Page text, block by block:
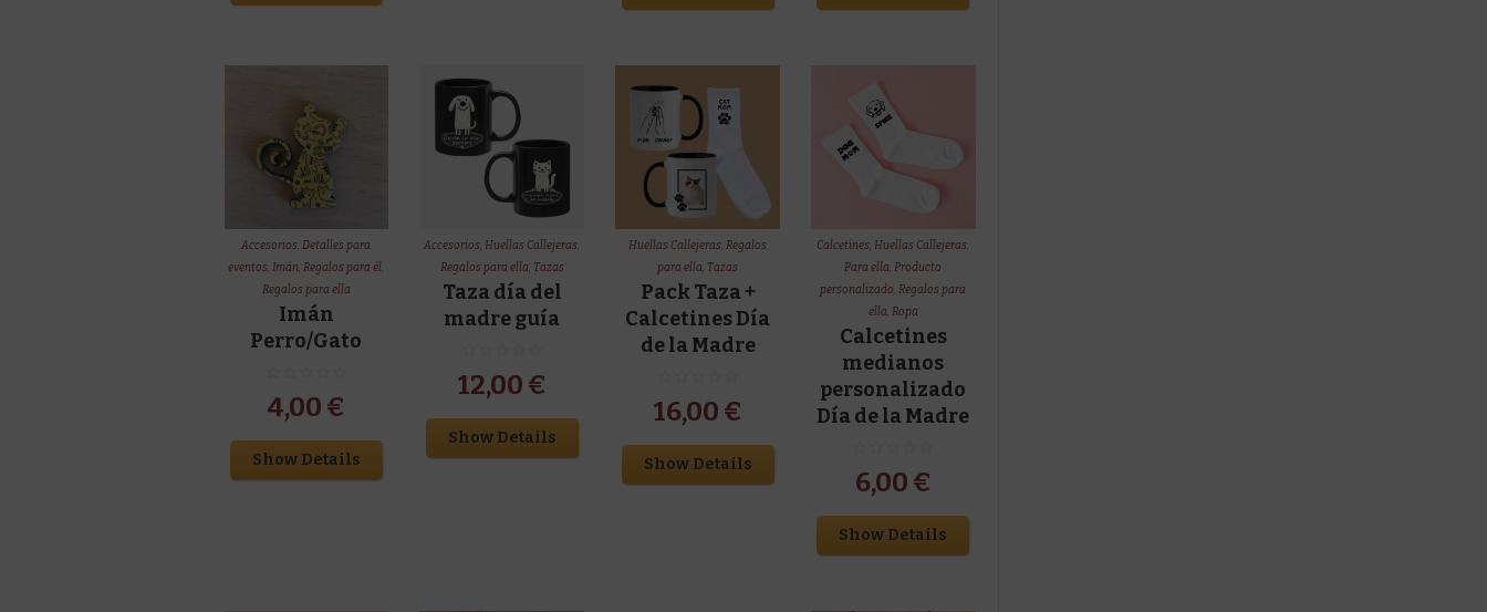
Accesorios,Detalles para
eventos,Imán,Regalos para él,
Regalos para ella
Imán
Perro/Gato
4,00 €
Show Details
Accesorios,Huellas Callejeras,
Regalos para ella, Tazas
Taza día del
madre guía
12,00 €
Show Details
Huellas Callejeras,Regalos
para ella, Tazas
Pack Taza +
Calcetines Día
de la Madre
16,00 €
Show Details
Calcetines,Huellas Callejeras,
Para ella,Producto
personalizado,Regalos para
ella, Ropa
Calcetines
medianos
personalizado
Día de la Madre
6,00 €
Show Details